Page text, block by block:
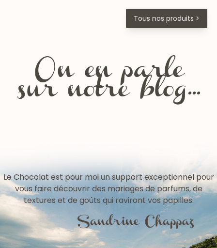
Tous nos produits >
On en parle
sur notre blog...
Les fêtes de la Chartreuse
Le Chocolat est pour moi un support exceptionnel pour
vous faire découvrir des mariages de parfums, de
textures et de goûts qui raviront vos papilles.